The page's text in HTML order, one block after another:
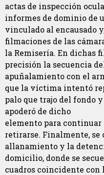
actas de inspección
informes de dominio de
vinculado al encausado
filmaciones de las
la Remisería. En dichas
precisión la secuencia
apuñalamiento con el
que la víctima intentó
palo que trajo del fondo
apoderó de dicho
elemento para continuar
retirarse. Finalmente, se
allanamiento y la
domicilio, donde se
cuadros coincidente